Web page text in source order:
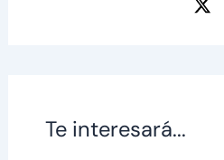
Te interesará...